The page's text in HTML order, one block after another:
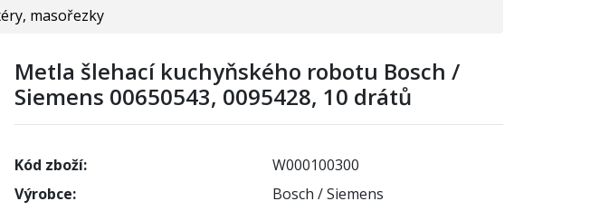
masořezky
Metla šlehací kuchyňského robotu Bosch /
Siemens 00650543, 0095428, 10 drátů
Kód zboží:
W000100300
Výrobce:
Bosch / Siemens